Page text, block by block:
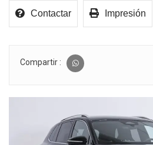
Contactar Impresión
Compartir :